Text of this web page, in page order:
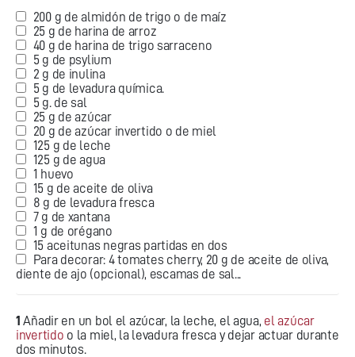
200 g de almidón de trigo o de maíz
25 g de harina de arroz
40 g de harina de trigo sarraceno
5 g de psylium
2 g de inulina
5 g de levadura química.
5 g. de sal
25 g de azúcar
20 g de azúcar invertido o de miel
125 g de leche
125 g de agua
1 huevo
15 g de aceite de oliva
8 g de levadura fresca
7 g de xantana
1 g de orégano
15 aceitunas negras partidas en dos
Para decorar: 4 tomates cherry, 20 g de aceite de oliva,
diente de ajo (opcional), escamas de sal...
1 Añadir en un bol el azúcar, la leche, el agua, el azúcar
invertido o la miel, la levadura fresca y dejar actuar durante
dos minutos.